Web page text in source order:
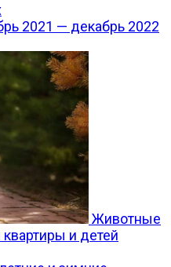
2021 — декабрь 2022
Животные
и детей